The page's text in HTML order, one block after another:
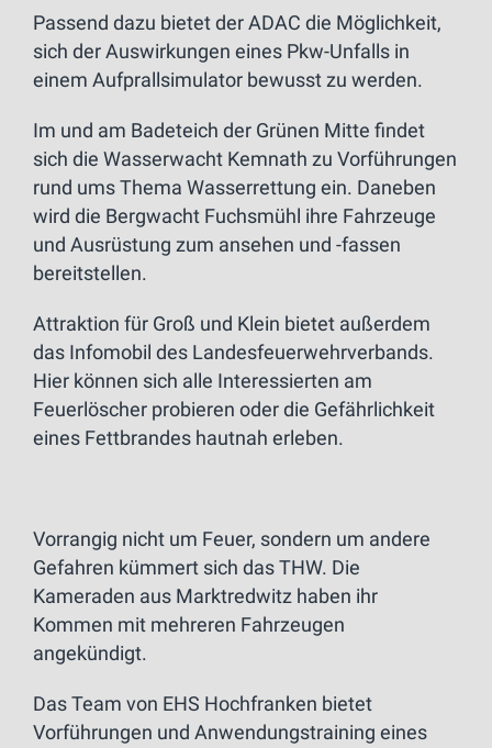
Passend dazu bietet der ADAC die Möglichkeit,
sich der Auswirkungen eines Pkw-Unfalls in
einem Aufprallsimulator bewusst zu werden.
Im und am Badeteich der Grünen Mitte findet
sich die Wasserwacht Kemnath zu Vorführungen
rund ums Thema Wasserrettung ein. Daneben
wird die Bergwacht Fuchsmühl ihre Fahrzeuge
und Ausrüstung zum ansehen und -fassen
bereitstellen.
Attraktion für Groß und Klein bietet außerdem
das Infomobil des Landesfeuerwehrverbands.
Hier können sich alle Interessierten am
Feuerlöscher probieren oder die Gefährlichkeit
eines Fettbrandes hautnah erleben.
Vorrangig nicht um Feuer, sondern um andere
Gefahren kümmert sich das THW. Die
Kameraden aus Marktredwitz haben ihr
Kommen mit mehreren Fahrzeugen
angekündigt.
Das Team von EHS Hochfranken bietet
Vorführungen und Anwendungstraining eines